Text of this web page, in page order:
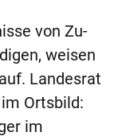
von Zu-
weisen
Landesrat
Ortsbild:
im